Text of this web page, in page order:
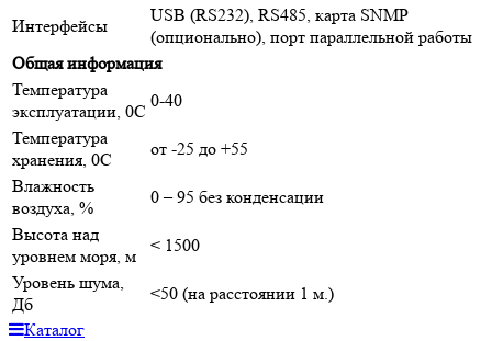
Интерфейсы
USB (RS232), RS485, карта SNMP
(опционально), порт параллельной работы
Общая информация
Температура
эксплуатации, 0С
0-40
Температура
хранения, 0С
от -25 до +55
Влажность
воздуха, %
0 – 95 без конденсации
Высота над
уровнем моря, м
< 1500
Уровень шума,
Дб
<50 (на расстоянии 1 м.)
Каталог